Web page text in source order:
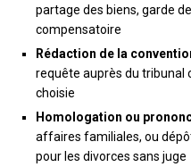
partage des biens, garde
compensatoire
Rédaction de la
requête auprès du tribunal
choisie
Homologation ou
affaires familiales, ou
pour les divorces sans juge